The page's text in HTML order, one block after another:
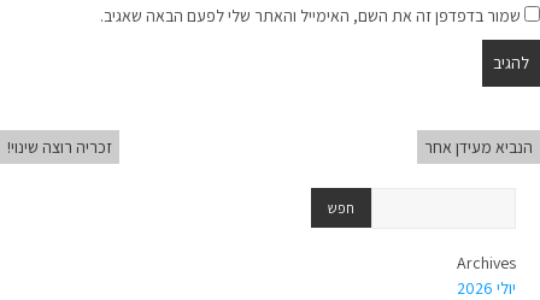
שמור בדפדפן זה את השם, האימייל והאתר שלי לפעם הבאה שאגיב.
הנביא מעידן אחר זכריה רוצה שינוי!
Archives
יולי 2026